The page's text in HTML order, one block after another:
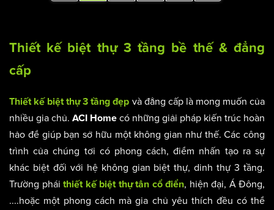
Thiết kế biệt thự 3 tầng bề thế & đẳng
cấp
Thiết kế biệt thự 3 tầng đẹp và đẳng cấp là mong muốn của
nhiều gia chủ. ACI Home có những giải pháp kiến trúc hoàn
hảo để giúp bạn sở hữu một không gian như thế. Các công
trình của chúng tơi có phong cách, điểm nhấn tạo ra sự
khác biệt đối với hệ không gian biệt thự, dinh thự 3 tầng.
Trường phái thiết kế biệt thự tân cổ điển, hiện đại, Á Đông,
....hoặc một phong cách mà gia chủ yêu thích đều có thể